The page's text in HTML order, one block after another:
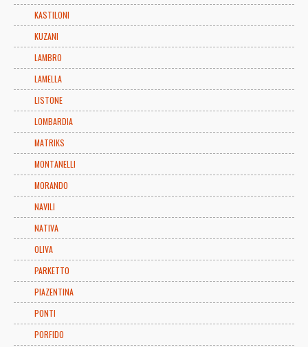
KASTILONI
KUZANI
LAMBRO
LAMELLA
LISTONE
LOMBARDIA
MATRIKS
MONTANELLI
MORANDO
NAVILI
NATIVA
OLIVA
PARKETTO
PIAZENTINA
PONTI
PORFIDO